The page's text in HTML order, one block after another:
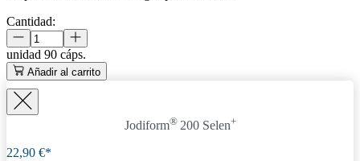
Cantidad:
unidad 90 cáps.
Añadir al carrito
Jodiform® 200 Selen+
22,90 €*